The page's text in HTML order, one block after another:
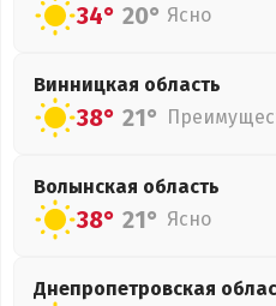
34° 20° Ясно
Винницкая область
38° 21°
Волынская область
38° 21° Ясно
Днепропетровская